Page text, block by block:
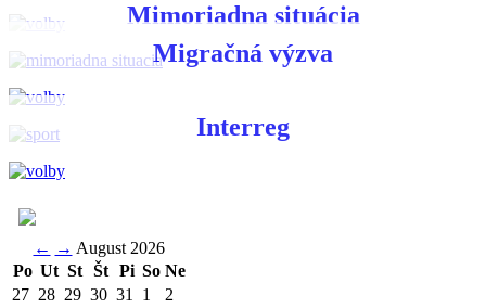
Mimoriadna situácia
Migračná výzva
Interreg
← → August 2026
Po Ut St Št Pi So Ne
27 28 29 30 31 1
2